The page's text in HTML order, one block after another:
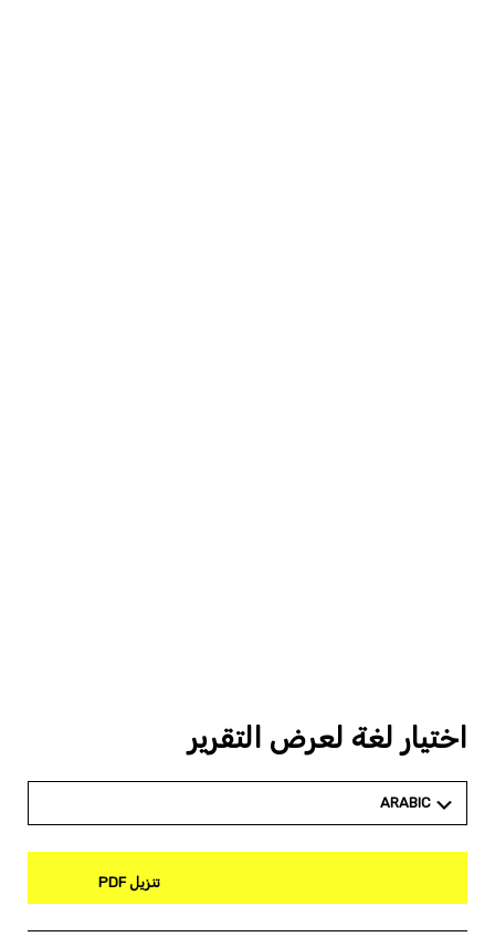
اختيار لغة لعرض التقرير
ARABIC
تنزيل PDF